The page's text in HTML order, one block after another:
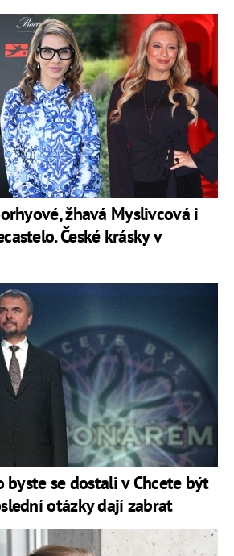
žhavá Myslivcová i
České krásky v
byste se dostali v Chcete být
otázky dají zabrat